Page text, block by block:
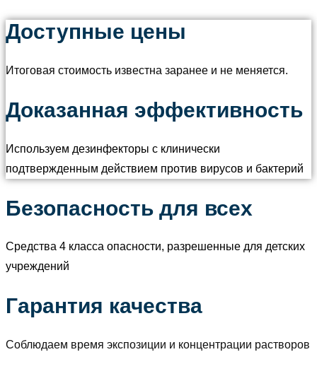
Доступные цены
Итоговая стоимость известна заранее и не меняется.
Доказанная эффективность
Используем дезинфекторы с клинически
подтвержденным действием против вирусов и бактерий
Безопасность для всех
Средства 4 класса опасности, разрешенные для детских
учреждений
Гарантия качества
Соблюдаем время экспозиции и концентрации растворов